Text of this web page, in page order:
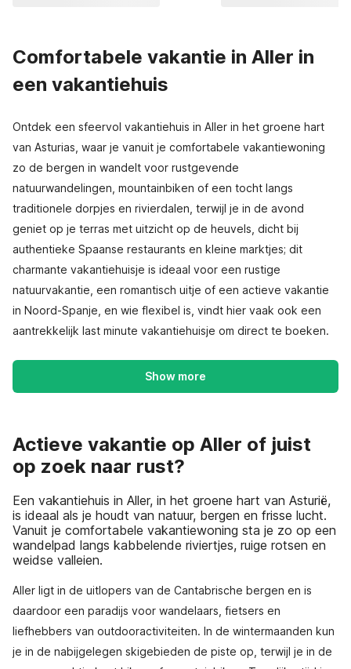
Comfortabele vakantie in Aller in
een vakantiehuis
Ontdek een sfeervol vakantiehuis in Aller in het groene hart
van Asturias, waar je vanuit je comfortabele vakantiewoning
zo de bergen in wandelt voor rustgevende
natuurwandelingen, mountainbiken of een tocht langs
traditionele dorpjes en rivierdalen, terwijl je in de avond
geniet op je terras met uitzicht op de heuvels, dicht bij
authentieke Spaanse restaurants en kleine marktjes; dit
charmante vakantiehuisje is ideaal voor een rustige
natuurvakantie, een romantisch uitje of een actieve vakantie
in Noord-Spanje, en wie flexibel is, vindt hier vaak ook een
aantrekkelijk last minute vakantiehuisje om direct te boeken.
Show more
Actieve vakantie op Aller of juist
op zoek naar rust?
Een vakantiehuis in Aller, in het groene hart van Asturië,
is ideaal als je houdt van natuur, bergen en frisse lucht.
Vanuit je comfortabele vakantiewoning sta je zo op een
wandelpad langs kabbelende riviertjes, ruige rotsen en
weidse valleien.
Aller ligt in de uitlopers van de Cantabrische bergen en is
daardoor een paradijs voor wandelaars, fietsers en
liefhebbers van outdooractiviteiten. In de wintermaanden kun
je in de nabijgelegen skigebieden de piste op, terwijl je in de